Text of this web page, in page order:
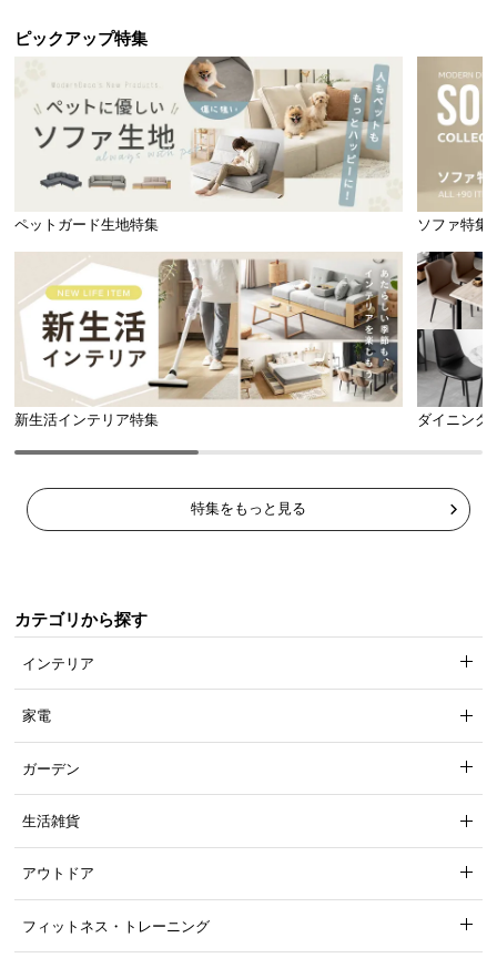
ピックアップ特集
ペットガード生地特集 ソファ特集
新生活インテリア特集 ダイニング
特集をもっと見る
カテゴリから探す
インテリア
家電
ガーデン
生活雑貨
アウトドア
フィットネス・トレーニング